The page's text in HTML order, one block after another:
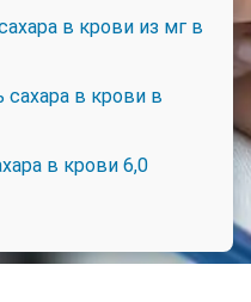
в крови из мг в
сахара в крови в
в крови 6,0